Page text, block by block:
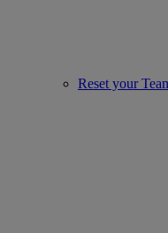
Reset your